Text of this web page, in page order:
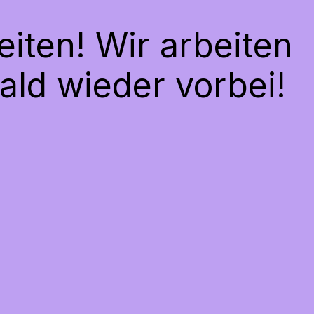
Wir arbeiten
wieder vorbei!